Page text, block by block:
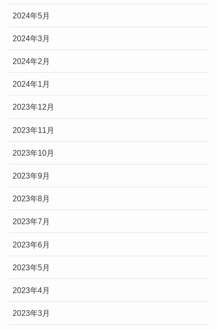
2024年5月
2024年3月
2024年2月
2024年1月
2023年12月
2023年11月
2023年10月
2023年9月
2023年8月
2023年7月
2023年6月
2023年5月
2023年4月
2023年3月